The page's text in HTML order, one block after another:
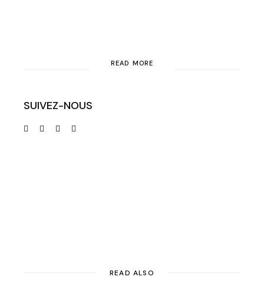
READ MORE
SUIVEZ-NOUS
READ ALSO